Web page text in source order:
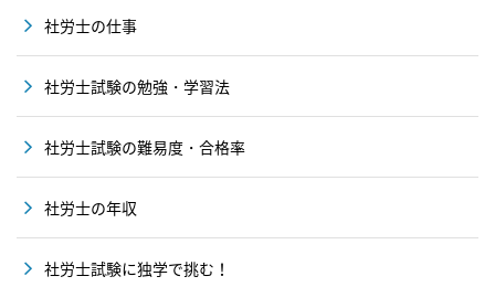
社労士の仕事
社労士試験の勉強・学習法
社労士試験の難易度・合格率
社労士の年収
社労士試験に独学で挑む！